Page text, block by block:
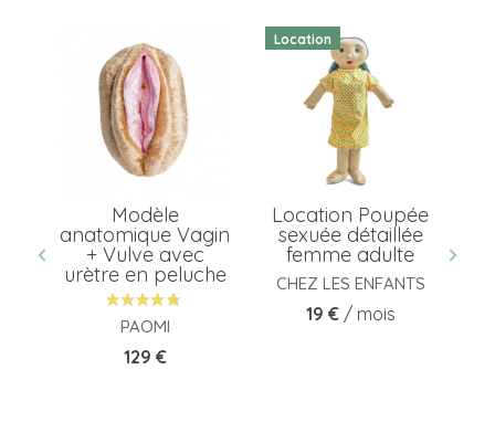
Modèle
anatomique Vagin
+ Vulve avec
urètre en peluche
PAOMI
Prix
129 €
Location
Location Poupée
sexuée détaillée
femme adulte
CHEZ LES ENFANTS
Prix
19 € / mois